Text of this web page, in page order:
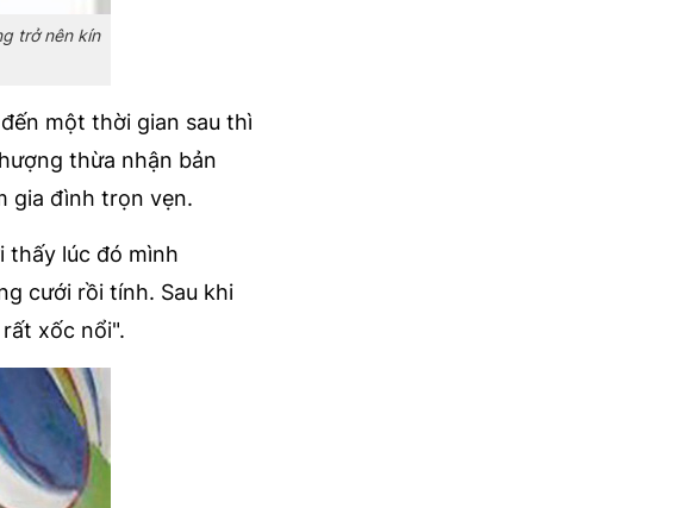
trở nên kín
một thời gian sau thì
thừa nhận bản
gia đình trọn vẹn.
thấy lúc đó mình
cưới rồi tính. Sau khi
xốc nổi".